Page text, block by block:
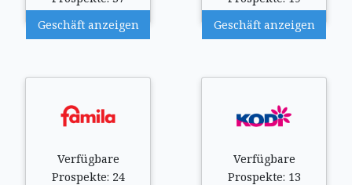
Geschäft anzeigen
Geschäft anzeigen
Verfügbare
Prospekte: 24
Verfügbare
Prospekte: 13